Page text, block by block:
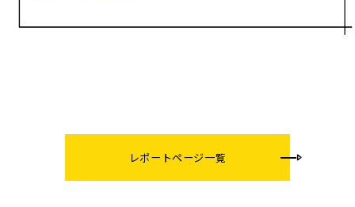
レポートページ一覧